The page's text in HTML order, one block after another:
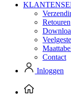
Retouren
Contact
Inloggen